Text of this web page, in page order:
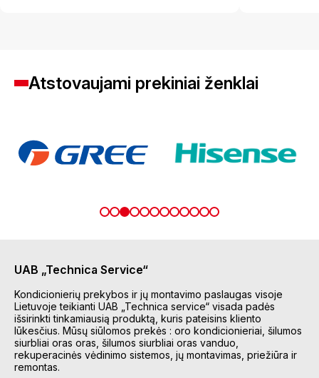
Atstovaujami prekiniai ženklai
UAB „Technica Service“
Kondicionierių prekybos ir jų montavimo paslaugas visoje
Lietuvoje teikianti UAB „Technica service“ visada padės
išsirinkti tinkamiausią produktą, kuris pateisins kliento
lūkesčius. Mūsų siūlomos prekės : oro kondicionieriai, šilumos
siurbliai oras oras, šilumos siurbliai oras vanduo,
rekuperacinės vėdinimo sistemos, jų montavimas, priežiūra ir
remontas.